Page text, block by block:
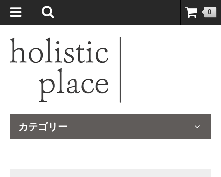
自然療法大国のオーストラリアより、臨床経験＆知識の豊富なナチュ
ロパスが厳選したサプリメントや ナチュラルグッズをお届けします！
0
カテゴリー